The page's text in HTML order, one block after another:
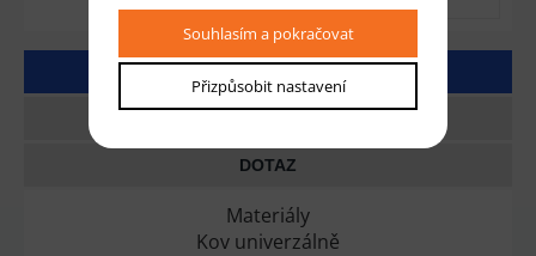
DOTAZ
Materiály
Kov univerzálně
Souhlasím a pokračovat
Přizpůsobit nastavení